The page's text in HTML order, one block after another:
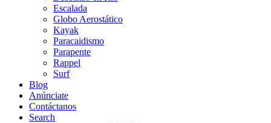
Escalada
Globo Aerostático
Kayak
Paracaidismo
Parapente
Rappel
Surf
Blog
Anúnciate
Contáctanos
Search